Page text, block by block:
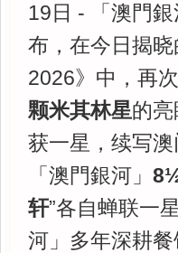
19日 - 「澳門
布，在今日揭
2026》中，再
颗米其林星的
获一星，续写
「澳門銀河」 8
轩”各自蝉联一
河」多年深耕